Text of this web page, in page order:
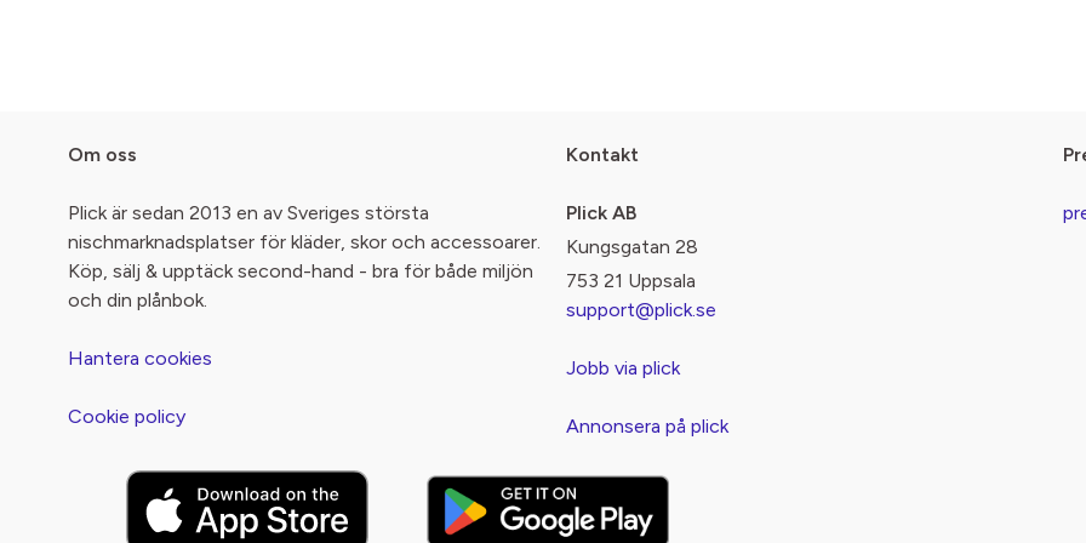
Om oss
Plick är sedan 2013 en av Sveriges största
nischmarknadsplatser för kläder, skor och accessoarer.
Köp, sälj & upptäck second-hand - bra för både miljön
och din plånbok.
Hantera cookies
Cookie policy
Kontakt
Plick AB
Kungsgatan 28
753 21 Uppsala
support@plick.se
Jobb via plick
Annonsera på plick